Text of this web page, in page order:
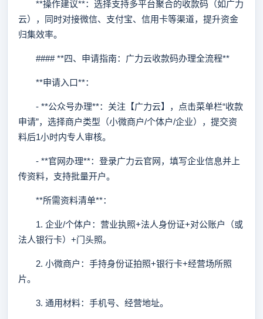
**操作建议**：选择支持多平台聚合的收款码（如广力
云），同时对接微信、支付宝、信用卡等渠道，提升资金
归集效率。
#### **四、申请指南：广力云收款码办理全流程**
**申请入口**：
- **公众号办理**：关注【广力云】，点击菜单栏“收款
申请”，选择商户类型（小微商户/个体户/企业），提交资
料后1小时内专人审核。
- **官网办理**：登录广力云官网，填写企业信息并上
传资料，支持批量开户。
**所需资料清单**：
1. 企业/个体户：营业执照+法人身份证+对公账户（或
法人银行卡）+门头照。
2. 小微商户：手持身份证拍照+银行卡+经营场所照
片。
3. 通用材料：手机号、经营地址。